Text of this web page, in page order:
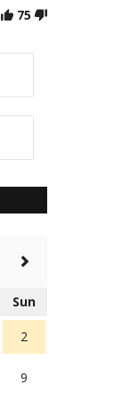
75
16
Sun
2
9